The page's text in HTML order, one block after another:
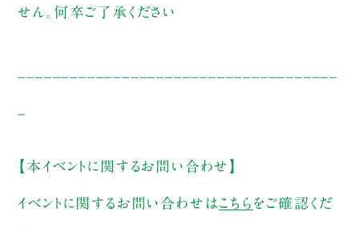
せん。何卒ご了承ください
【本イベントに関するお問い合わせ】
イベントに関するお問い合わせはこちら をご確認くだ